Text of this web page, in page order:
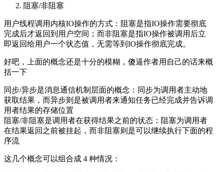
阻塞/非阻塞
用户线程调用内核IO操作的方式：阻塞是指IO操作需要彻底
完成后才返回到用户空间；而非阻塞是指IO操作被调用后立
即返回给用户一个状态值，无需等到IO操作彻底完成。
好吧，上面的概念还是十分的模糊，傻逼作者用自己的话来概
括一下
同步/异步是消息通信机制层面的概念：同步为调用者主动地
获取结果，而异步则是被调用者来通知任务已经完成并告诉调
用者结果的存储位置
阻塞/非阻塞是调用者在获得结果之前的状态：阻塞为调用者
在结果返回之前被挂起，而非阻塞则是可以继续执行下面的程
序流
这几个概念可以组合成 4 种情况：